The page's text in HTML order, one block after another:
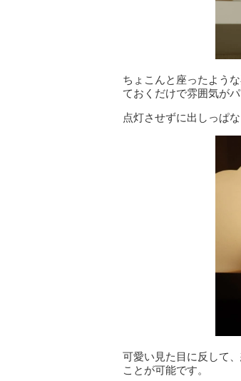
ちょこんと座ったよう
ておくだけで雰囲気が
点灯させずに出しっぱ
可愛い見た目に反して
ことが可能です。